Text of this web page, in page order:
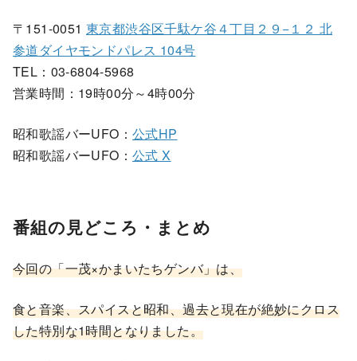
〒151-0051東京都渋谷区千駄ケ谷４丁目２９−１２ 北
参道ダイヤモンドパレス 104号
TEL：03-6804-5968
営業時間：19時00分～4時00分
昭和歌謡バーUFO： 公式HP
昭和歌謡バーUFO： 公式 X
番組の見どころ・まとめ
今回の「一茂×かまいたちゲンバ」は、
食と音楽、スパイスと昭和、過去と現在が絶妙にクロス
した特別な1時間となりました。